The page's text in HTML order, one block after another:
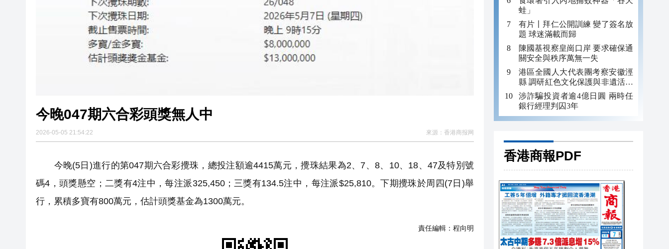
今晚047期六合彩頭獎無人中
2026-05-05 21:54:22 來源： 香港商报网
今晚(5日)進行的第047期六合彩攪珠，總投注額逾4415萬元，攪珠結果為2、7、8、10、18、47及特別號
碼4，頭獎懸空；二獎有4注中，每注派325,450；三獎有134.5注中，每注派$25,810。下期攪珠於周四(7日)舉
行，累積多寶有800萬元，估計頭獎基金為1300萬元。
責任編輯： 程向明
蛙」
有片〡拜仁公開訓練 變了簽名放
題 球迷滿載而歸
陳國基視察皇崗口岸 要求確保通
關安全與秩序萬無一失
港區全國人大代表團考察安徽涇
縣 調研紅色文化保護與非遺活態
傳承
涉詐騙投資者逾4億日圓 兩時任
銀行經理判囚3年
香港商報PDF